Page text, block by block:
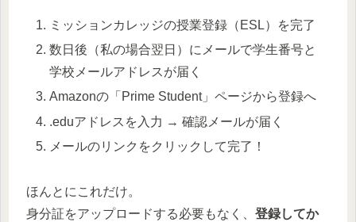
ミッションカレッジの授業登録（ESL）を完了
数日後（私の場合翌日）にメールで学生番号と
学校メールアドレスが届く
Amazonの「Prime Student」ページから登録へ
.eduアドレスを入力 → 確認メールが届く
メールのリンクをクリックして完了！
ほんとにこれだけ。
身分証をアップロードする必要もなく、 登録してか